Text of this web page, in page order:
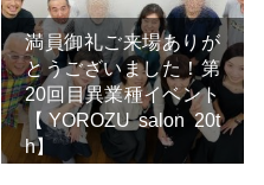
満員御礼ご来場ありが
とうございました！第
20回目異業種イベント
【YOROZU salon 20t
h】